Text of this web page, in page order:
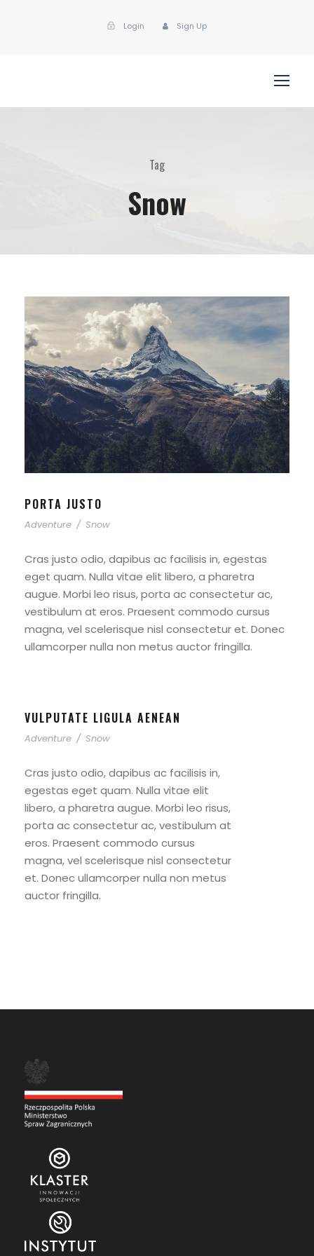
Login Sign Up
Tag
Snow
PORTA JUSTO
Adventure / Snow
Cras justo odio, dapibus ac facilisis in, egestas
eget quam. Nulla vitae elit libero, a pharetra
augue. Morbi leo risus, porta ac consectetur ac,
vestibulum at eros. Praesent commodo cursus
magna, vel scelerisque nisl consectetur et. Donec
ullamcorper nulla non metus auctor fringilla.
VULPUTATE LIGULA AENEAN
Adventure / Snow
Cras justo odio, dapibus ac facilisis in,
egestas eget quam. Nulla vitae elit
libero, a pharetra augue. Morbi leo risus,
porta ac consectetur ac, vestibulum at
eros. Praesent commodo cursus
magna, vel scelerisque nisl consectetur
et. Donec ullamcorper nulla non metus
auctor fringilla.